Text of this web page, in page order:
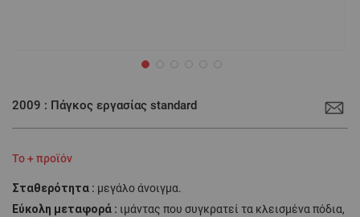
2009 : Πάγκος εργασίας standard
Το + προϊόν
Σταθερότητα : μεγάλο άνοιγμα.
Εύκολη μεταφορά : ιμάντας που συγκρατεί τα κλεισμένα πόδια,
αρχή
συλλογής